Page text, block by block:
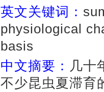
英文关键词：
physiological
basis
中文摘要： 几十
不少昆虫夏滞育